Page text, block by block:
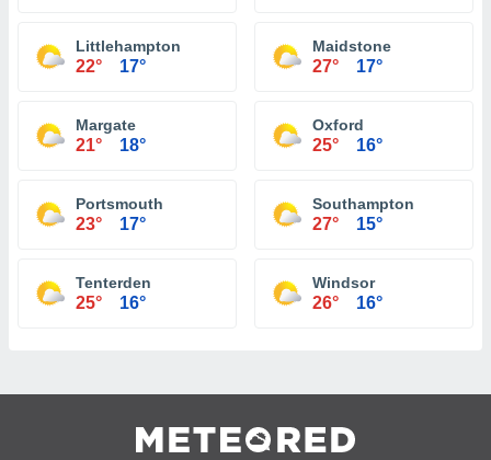
Littlehampton
22° 17°
Maidstone
27° 17°
Margate
21° 18°
Oxford
25° 16°
Portsmouth
23° 17°
Southampton
27° 15°
Tenterden
25° 16°
Windsor
26° 16°